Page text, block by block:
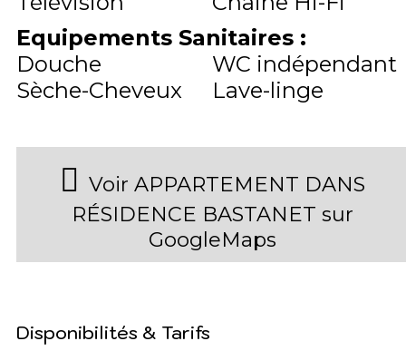
Equipements Sanitaires :
Douche
WC indépendant
Sèche-Cheveux
Lave-linge
Voir APPARTEMENT DANS
RÉSIDENCE BASTANET sur
GoogleMaps
Disponibilités & Tarifs